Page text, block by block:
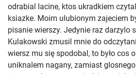
odrabial lacine, ktos ukradkiem
ksiazke. Moim ulubionym zajeciem
pisanie wierszy. Jedynie raz darzylo
Kulakowski zmusil mnie do
wiersz mu się spodobal, to było cos
uniknalem nagany, zamiast